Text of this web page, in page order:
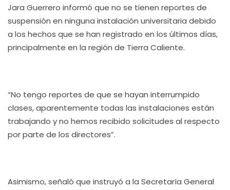
Jara Guerrero informó que no se tienen reportes de
suspensión en ninguna instalación universitaria debido
a los hechos que se han registrado en los últimos días,
principalmente en la región de Tierra Caliente.
“No tengo reportes de que se hayan interrumpido
clases, aparentemente todas las instalaciones están
trabajando y no hemos recibido solicitudes al respecto
por parte de los directores”.
Asimismo, señaló que instruyó a la Secretaría General